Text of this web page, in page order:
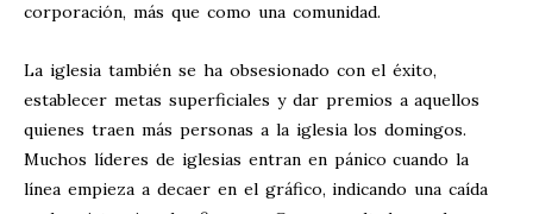
corporación, más que como una comunidad.
La iglesia también se ha obsesionado con el éxito,
establecer metas superficiales y dar premios a aquellos
quienes traen más personas a la iglesia los domingos.
Muchos líderes de iglesias entran en pánico cuando la
línea empieza a decaer en el gráfico, indicando una caída